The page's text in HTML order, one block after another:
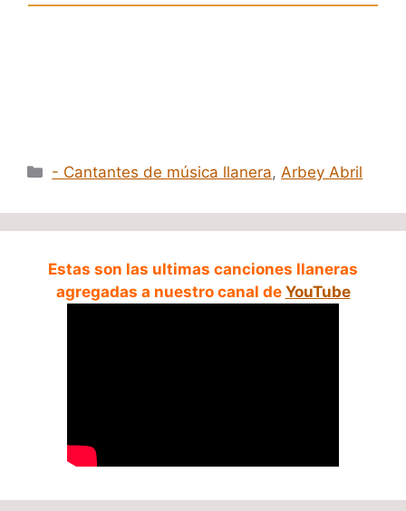
Categorías
- Cantantes de música llanera, Arbey Abril
Estas son las ultimas canciones llaneras
agregadas a nuestro canal de YouTube